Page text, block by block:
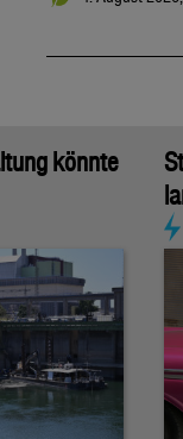
könnte